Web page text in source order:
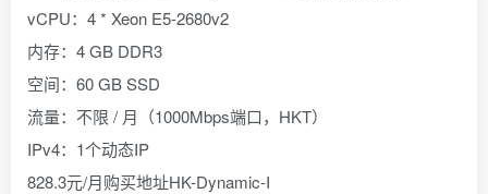
vCPU：4 * Xeon E5-2680v2
内存：4 GB DDR3
空间：60 GB SSD
流量：不限 / 月（1000Mbps端口，HKT）
IPv4：1个动态IP
828.3元/月购买地址HK-Dynamic-I